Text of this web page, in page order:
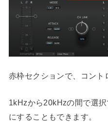
赤枠セクションで、コント
1kHzから20kHzの間で選
にすることもできます。